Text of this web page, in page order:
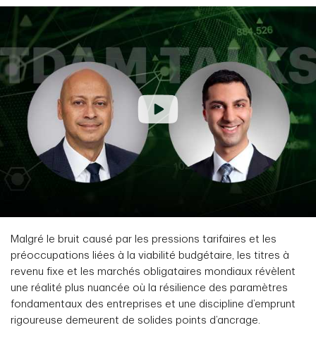
Malgré le bruit causé par les pressions tarifaires et les
préoccupations liées à la viabilité budgétaire, les titres à
revenu fixe et les marchés obligataires mondiaux révèlent
une réalité plus nuancée où la résilience des paramètres
fondamentaux des entreprises et une discipline d’emprunt
rigoureuse demeurent de solides points d’ancrage.